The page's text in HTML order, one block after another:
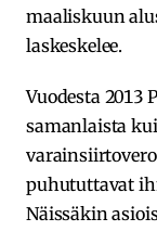
maaliskuun
laskeskelee.
Vuodesta 2013
samanlaista
puhututtavat
Näissäkin